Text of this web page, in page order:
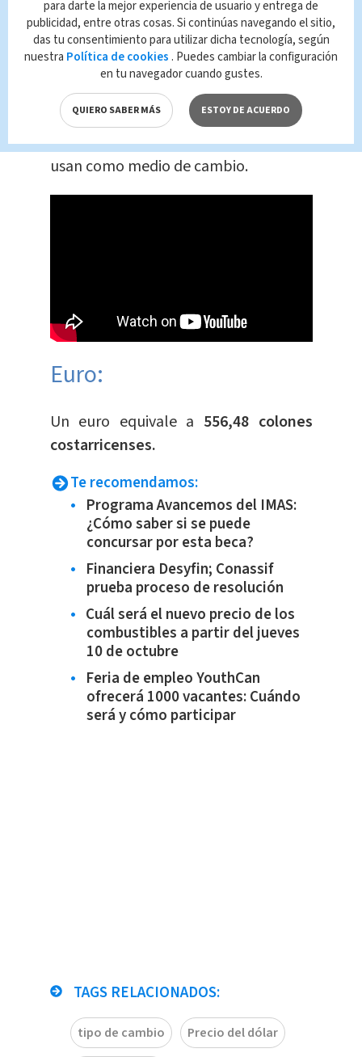
Lituania, Luxemburgo, Malta, Países
Bajos y Portugal.
Es utilizado por 329 millones de
ciudadanos, mientras que en el resto
del mundo 240 millones también la
usan como medio de cambio.
Euro:
​Un euro equivale a 556,48 colones
costarricenses.
Te recomendamos:
Programa Avancemos del IMAS:
¿Cómo saber si se puede
concursar por esta beca?
Financiera Desyfin; Conassif
prueba proceso de resolución
Cuál será el nuevo precio de los
combustibles a partir del jueves
10 de octubre
Feria de empleo YouthCan
ofrecerá 1000 vacantes: Cuándo
será y cómo participar
TAGS RELACIONADOS:
tipo de cambio Precio del dólar
para darte la mejor experiencia de usuario y entrega de
publicidad, entre otras cosas. Si continúas navegando el sitio,
das tu consentimiento para utilizar dicha tecnología, según
nuestra Política de cookies . Puedes cambiar la configuración
en tu navegador cuando gustes.
QUIERO SABER MÁS ESTOY DE ACUERDO